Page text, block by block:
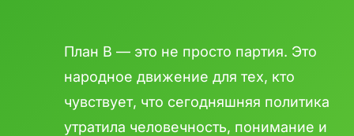
План B — это не просто партия. Это
народное движение для тех, кто
чувствует, что сегодняшняя политика
утратила человечность, понимание и